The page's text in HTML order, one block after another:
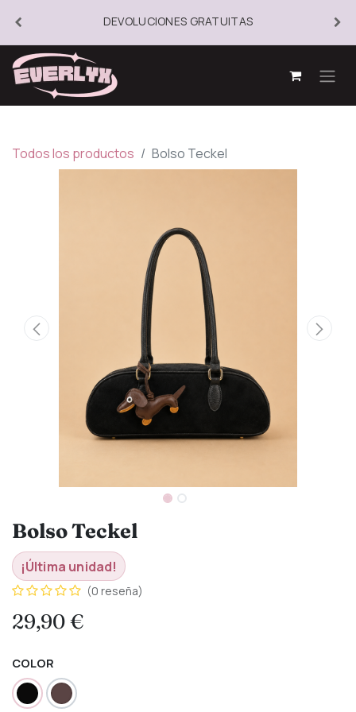
DEVOLUCIONES GRATUITAS
Todos los productos Bolso Teckel
Bolso Teckel
¡Última unidad!
(0 reseña)
29,90€
COLOR